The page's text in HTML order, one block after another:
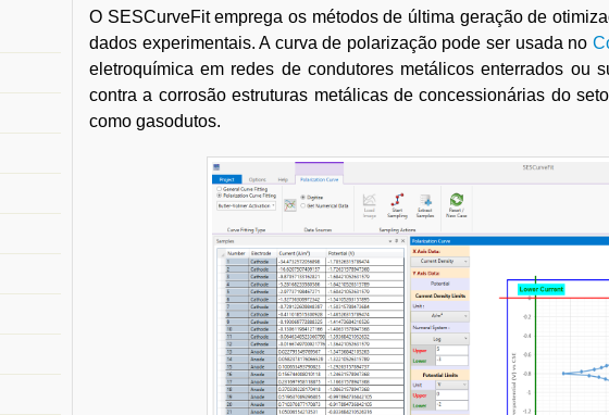
O SESCurveFit emprega os métodos de última geração de
dados experimentais. A curva de polarização pode ser usada no
eletroquímica em redes de condutores metálicos enterrados ou
contra a corrosão estruturas metálicas de concessionárias do
como gasodutos.